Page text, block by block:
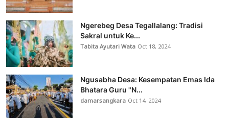
Ngerebeg Desa Tegallalang: Tradisi
Sakral untuk Ke...
Tabita Ayutari Wata Oct 18, 2024
Ngusabha Desa: Kesempatan Emas Ida
Bhatara Guru "N...
damarsangkara Oct 14, 2024